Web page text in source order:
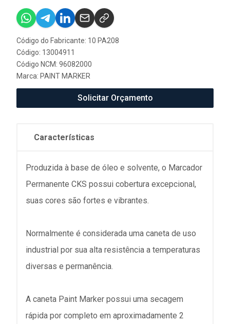
Código do Fabricante: 10 PA208
Código: 13004911
Código NCM: 96082000
Marca: PAINT MARKER
Solicitar Orçamento
Características
Produzida à base de óleo e solvente, o Marcador
Permanente CKS possui cobertura excepcional,
suas cores são fortes e vibrantes.
Normalmente é considerada uma caneta de uso
industrial por sua alta resistência a temperaturas
diversas e permanência.
A caneta Paint Marker possui uma secagem
rápida por completo em aproximadamente 2